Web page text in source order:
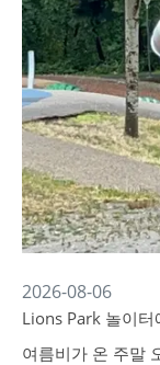
2026-08-06
Lions Park 놀이
여름비가 온 주말